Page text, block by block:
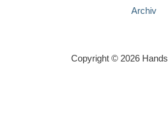
Archiv
Copyright © 2026